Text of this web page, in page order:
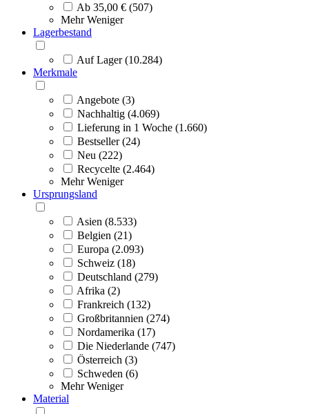
Ab 35,00 € (507)
Mehr Weniger
Lagerbestand
Auf Lager (10.284)
Merkmale
Angebote (3)
Nachhaltig (4.069)
Lieferung in 1 Woche (1.660)
Bestseller (24)
Neu (222)
Recycelte (2.464)
Mehr Weniger
Ursprungsland
Asien (8.533)
Belgien (21)
Europa (2.093)
Schweiz (18)
Deutschland (279)
Afrika (2)
Frankreich (132)
Großbritannien (274)
Nordamerika (17)
Die Niederlande (747)
Österreich (3)
Schweden (6)
Mehr Weniger
Material